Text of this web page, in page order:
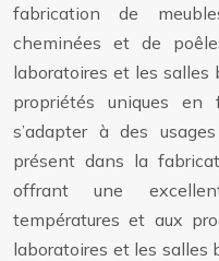
fabrication de
cheminées et de
laboratoires et les salles
propriétés uniques
s’adapter à des
présent dans la
offrant une
températures et aux
laboratoires et les salles